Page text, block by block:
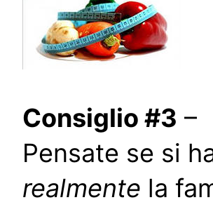
Consiglio #3 –
Pensate se si
realmente la